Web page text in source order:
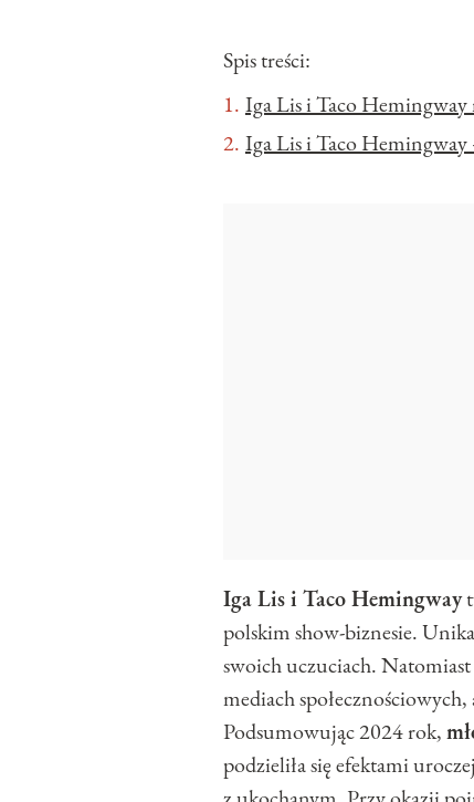
Spis treści:
Iga Lis i Taco
Iga Lis i Taco
Iga Lis i Taco Hemingway
polskim show-biznesie.
swoich uczuciach.
mediach
Podsumowując 2024 rok,
podzieliła się efektami